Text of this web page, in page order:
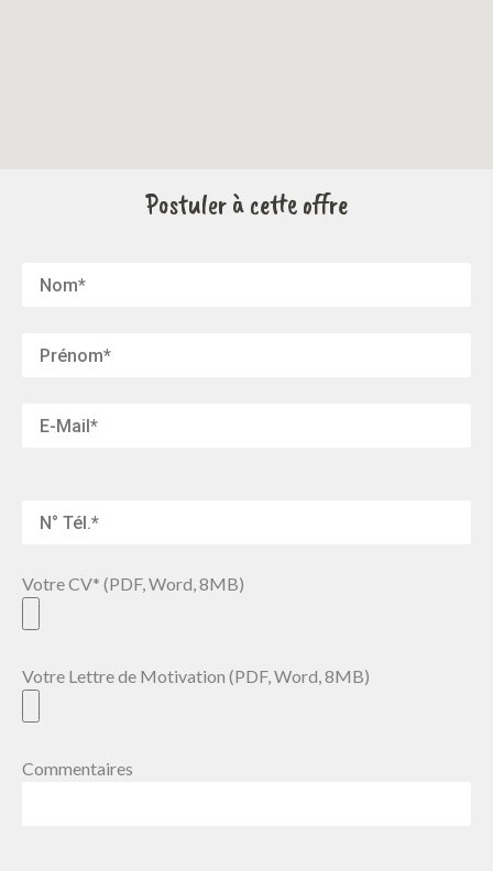
Postuler à cette offre
Votre CV* (PDF, Word, 8MB)
Votre Lettre de Motivation (PDF, Word, 8MB)
Commentaires